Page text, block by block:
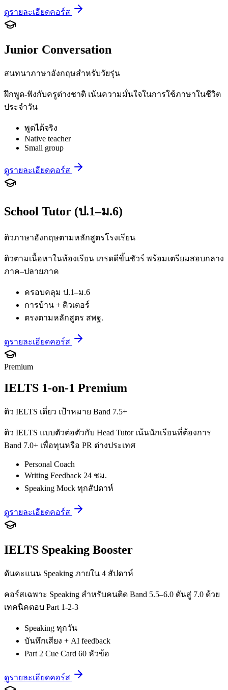
ดูรายละเอียดคอร์ส
Junior Conversation
สนทนาภาษาอังกฤษสำหรับวัยรุ่น
ฝึกพูด-ฟังกับครูต่างชาติ เน้นความมั่นใจในการใช้ภาษาในชีวิต
ประจำวัน
พูดได้จริง
Native teacher
Small group
ดูรายละเอียดคอร์ส
School Tutor (ป.1–ม.6)
ติวภาษาอังกฤษตามหลักสูตรโรงเรียน
ติวตามเนื้อหาในห้องเรียน เกรดดีขึ้นชัวร์ พร้อมเตรียมสอบกลาง
ภาค–ปลายภาค
ครอบคลุม ป.1–ม.6
การบ้าน + ติวเตอร์
ตรงตามหลักสูตร สพฐ.
ดูรายละเอียดคอร์ส
Premium
IELTS 1-on-1 Premium
ติว IELTS เดี่ยว เป้าหมาย Band 7.5+
ติว IELTS แบบตัวต่อตัวกับ Head Tutor เน้นนักเรียนที่ต้องการ
Band 7.0+ เพื่อทุนหรือ PR ต่างประเทศ
Personal Coach
Writing Feedback 24 ชม.
Speaking Mock ทุกสัปดาห์
ดูรายละเอียดคอร์ส
IELTS Speaking Booster
ดันคะแนน Speaking ภายใน 4 สัปดาห์
คอร์สเฉพาะ Speaking สำหรับคนติด Band 5.5–6.0 ดันสู่ 7.0 ด้วย
เทคนิคตอบ Part 1-2-3
Speaking ทุกวัน
บันทึกเสียง + AI feedback
Part 2 Cue Card 60 หัวข้อ
ดูรายละเอียดคอร์ส